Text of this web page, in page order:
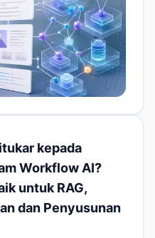
kepada
Workflow AI?
untuk RAG,
dan Penyusunan